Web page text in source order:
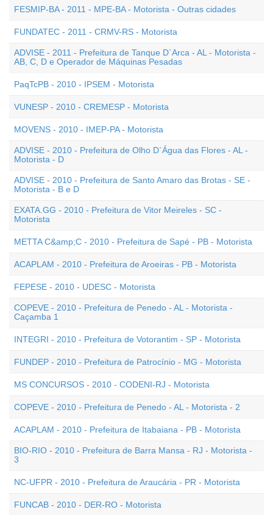
FESMIP-BA - 2011 - MPE-BA - Motorista - Outras cidades
FUNDATEC - 2011 - CRMV-RS - Motorista
ADVISE - 2011 - Prefeitura de Tanque D`Arca - AL - Motorista -
AB, C, D e Operador de Máquinas Pesadas
PaqTcPB - 2010 - IPSEM - Motorista
VUNESP - 2010 - CREMESP - Motorista
MOVENS - 2010 - IMEP-PA - Motorista
ADVISE - 2010 - Prefeitura de Olho D`Água das Flores - AL -
Motorista - D
ADVISE - 2010 - Prefeitura de Santo Amaro das Brotas - SE -
Motorista - B e D
EXATA.GG - 2010 - Prefeitura de Vitor Meireles - SC -
Motorista
METTA C&amp;C - 2010 - Prefeitura de Sapé - PB - Motorista
ACAPLAM - 2010 - Prefeitura de Aroeiras - PB - Motorista
FEPESE - 2010 - UDESC - Motorista
COPEVE - 2010 - Prefeitura de Penedo - AL - Motorista -
Caçamba 1
INTEGRI - 2010 - Prefeitura de Votorantim - SP - Motorista
FUNDEP - 2010 - Prefeitura de Patrocínio - MG - Motorista
MS CONCURSOS - 2010 - CODENI-RJ - Motorista
COPEVE - 2010 - Prefeitura de Penedo - AL - Motorista - 2
ACAPLAM - 2010 - Prefeitura de Itabaiana - PB - Motorista
BIO-RIO - 2010 - Prefeitura de Barra Mansa - RJ - Motorista -
3
NC-UFPR - 2010 - Prefeitura de Araucária - PR - Motorista
FUNCAB - 2010 - DER-RO - Motorista